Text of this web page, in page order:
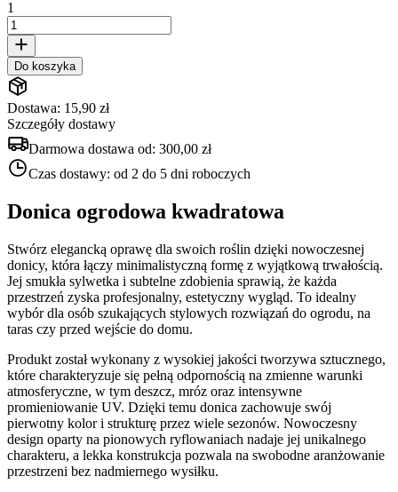
1
Do koszyka
Dostawa: 15,90 zł
Szczegóły dostawy
Darmowa dostawa od: 300,00 zł
Czas dostawy: od 2 do 5 dni roboczych
Donica ogrodowa kwadratowa
Stwórz elegancką oprawę dla swoich roślin dzięki nowoczesnej
donicy, która łączy minimalistyczną formę z wyjątkową trwałością.
Jej smukła sylwetka i subtelne zdobienia sprawią, że każda
przestrzeń zyska profesjonalny, estetyczny wygląd. To idealny
wybór dla osób szukających stylowych rozwiązań do ogrodu, na
taras czy przed wejście do domu.
Produkt został wykonany z wysokiej jakości tworzywa sztucznego,
które charakteryzuje się pełną odpornością na zmienne warunki
atmosferyczne, w tym deszcz, mróz oraz intensywne
promieniowanie UV. Dzięki temu donica zachowuje swój
pierwotny kolor i strukturę przez wiele sezonów. Nowoczesny
design oparty na pionowych ryflowaniach nadaje jej unikalnego
charakteru, a lekka konstrukcja pozwala na swobodne aranżowanie
przestrzeni bez nadmiernego wysiłku.